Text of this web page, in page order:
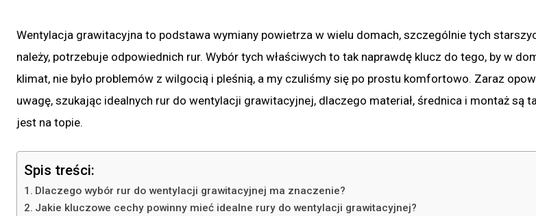
Wentylacja grawitacyjna to podstawa wymiany powietrza w wielu domach, szczególnie tych
należy, potrzebuje odpowiednich rur. Wybór tych właściwych to tak naprawdę klucz do tego, by w
klimat, nie było problemów z wilgocią i pleśnią, a my czuliśmy się po prostu komfortowo. Zaraz
uwagę, szukając idealnych rur do wentylacji grawitacyjnej, dlaczego materiał, średnica i montaż są
jest na topie.
Spis treści:
Dlaczego wybór rur do wentylacji grawitacyjnej ma znaczenie?
Jakie kluczowe cechy powinny mieć idealne rury do wentylacji grawitacyjnej?